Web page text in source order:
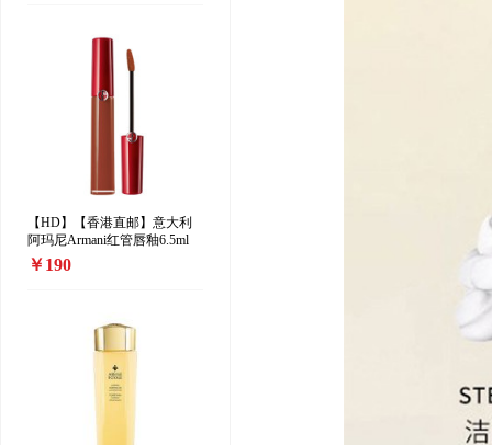
【HD】【香港直邮】意大利
阿玛尼Armani红管唇釉6.5ml
208#
￥190